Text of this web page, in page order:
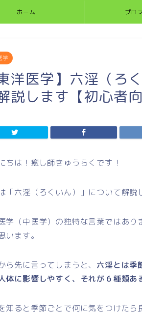
ホーム プロ
学
東洋医学】六淫（ろ
説します【初心者向
ちは！癒し師きゅうらくです！
「六淫（ろくいん）」について解説
学（中医学）の独特な言葉ではあ
います。
ら先に言ってしまうと、 六淫とは季
体に影響しやすく、それが６種類あ
知ると季節ごとで何に気をつけた